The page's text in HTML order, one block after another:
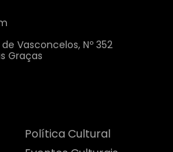
Vasconcelos, Nº 352
Graças
Política Cultural